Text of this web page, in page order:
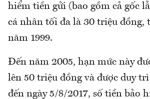
hiểm tiền gửi (bao gồm cả gốc
cá nhân tối đa là 30 triệu đồng,
năm 1999.
Đến năm 2005, hạn mức này
lên 50 triệu đồng và được duy
đến ngày 5/8/2017, số tiền bảo